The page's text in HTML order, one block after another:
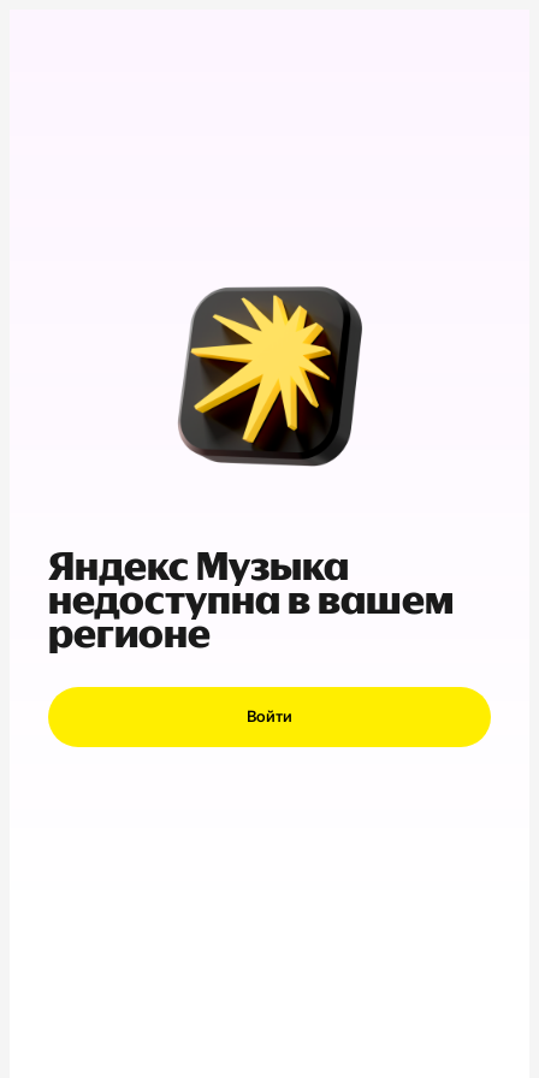
Яндекс Музыка
недоступна в вашем
регионе
Войти